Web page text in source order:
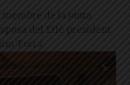
membre de la junta
del 131è president
Torra